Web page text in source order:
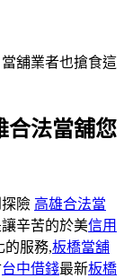
舖業者也搶食這
合法當舖您
險 高雄合法當
辛苦的於美信用
的服務,板橋當舖
台中借錢最新板橋